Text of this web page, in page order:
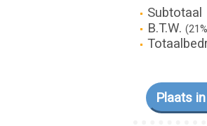
Subtotaal
B.T.W.